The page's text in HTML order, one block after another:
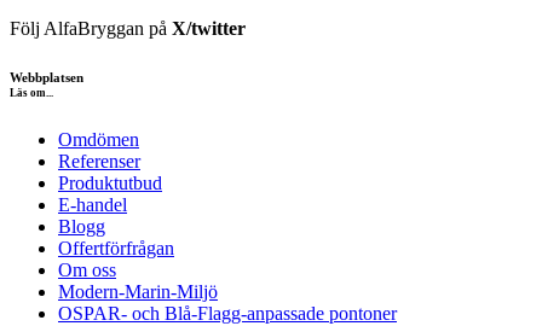
Följ AlfaBryggan på X/twitter
Webbplatsen
Läs om...
Omdömen
Referenser
Produktutbud
E-handel
Blogg
Offertförfrågan
Om oss
Modern-Marin-Miljö
OSPAR- och Blå-Flagg-anpassade pontoner